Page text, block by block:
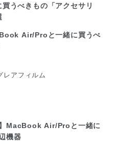
うべきもの「アクセサリ
Air/Proと一緒に買うべ
レアフィルム
】MacBook Air/Proと一緒に
機器